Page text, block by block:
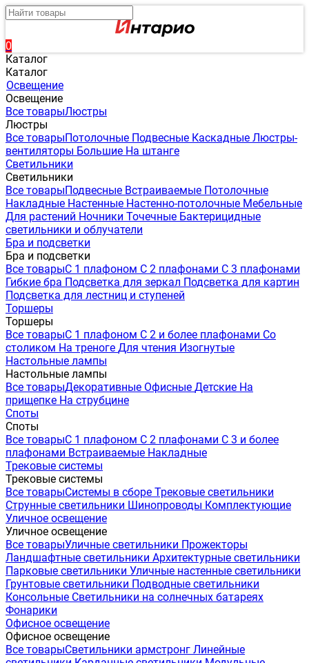
0
Каталог
Каталог
Освещение
Освещение
Все товарыЛюстры
Люстры
Все товарыПотолочные Подвесные Каскадные Люстры-
вентиляторы Большие На штанге
Светильники
Светильники
Все товарыПодвесные Встраиваемые Потолочные
Накладные Настенные Настенно-потолочные Мебельные
Для растений Ночники Точечные Бактерицидные
светильники и облучатели
Бра и подсветки
Бра и подсветки
Все товарыС 1 плафоном С 2 плафонами С 3 плафонами
Гибкие бра Подсветка для зеркал Подсветка для картин
Подсветка для лестниц и ступеней
Торшеры
Торшеры
Все товарыС 1 плафоном С 2 и более плафонами Со
столиком На треноге Для чтения Изогнутые
Настольные лампы
Настольные лампы
Все товарыДекоративные Офисные Детские На
прищепке На струбцине
Споты
Споты
Все товарыС 1 плафоном С 2 плафонами С 3 и более
плафонами Встраиваемые Накладные
Трековые системы
Трековые системы
Все товарыСистемы в сборе Трековые светильники
Струнные светильники Шинопроводы Комплектующие
Уличное освещение
Уличное освещение
Все товарыУличные светильники Прожекторы
Ландшафтные светильники Архитектурные светильники
Парковые светильники Уличные настенные светильники
Грунтовые светильники Подводные светильники
Консольные Светильники на солнечных батареях
Фонарики
Офисное освещение
Офисное освещение
Все товарыСветильники армстронг Линейные